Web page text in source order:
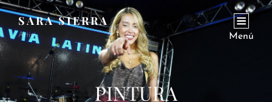
SARA SIERRA
Artist Menú
PINTURA